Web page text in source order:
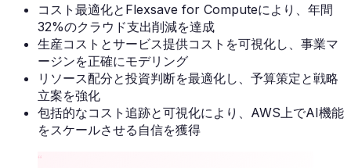
コスト最適化とFlexsave for Computeにより、年間
32%のクラウド支出削減を達成
生産コストとサービス提供コストを可視化し、事業マ
ージンを正確にモデリング
リソース配分と投資判断を最適化し、予算策定と戦略
立案を強化
包括的なコスト追跡と可視化により、AWS上でAI機能
をスケールさせる自信を獲得
“